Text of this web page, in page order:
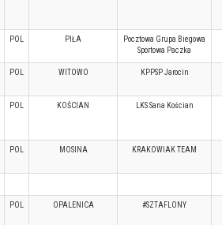
POL PIŁA
Pocztowa Grupa Biegowa
Sportowa Paczka
POL WITOWO KPPSP Jarocin
POL KOŚCIAN LKS Sana Kościan
POL MOSINA KRAKOWIAK TEAM
POL OPALENICA #SZTAFLONY